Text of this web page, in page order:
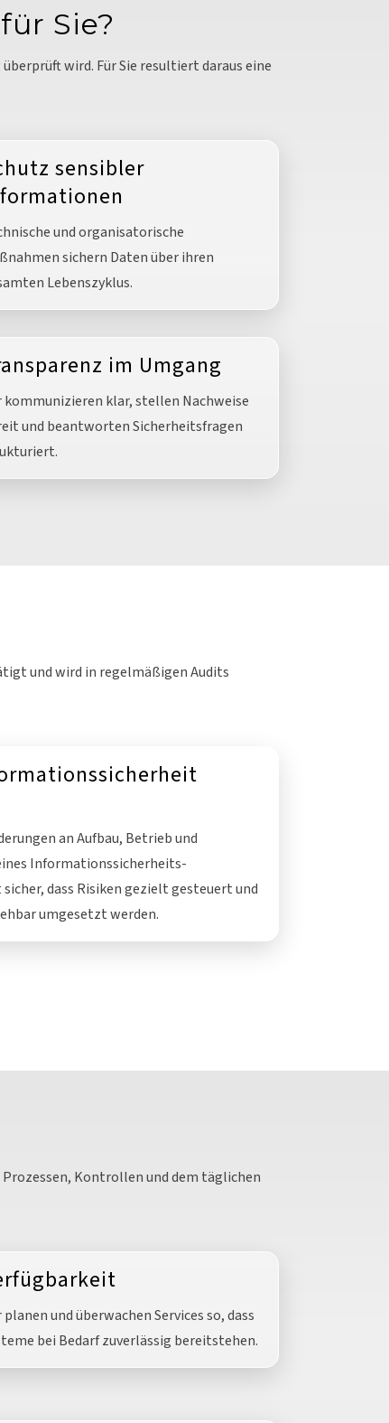
Sie?
wird. Für Sie resultiert daraus eine
sensibler
und organisatorische
sichern Daten über ihren
Lebenszyklus.
im Umgang
kommunizieren klar, stellen Nachweise
und beantworten Sicherheitsfragen
und wird in regelmäßigen Audits
an Aufbau, Betrieb und
Informationssicherheits-
dass Risiken gezielt gesteuert und
umgesetzt werden.
Kontrollen und dem täglichen
planen und überwachen Services so, dass
bei Bedarf zuverlässig bereitstehen.